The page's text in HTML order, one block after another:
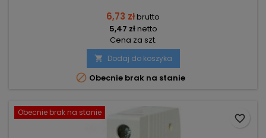
6,73 złbrutto
5,47 złnetto
Cena za szt.
 Dodaj do koszyka
 Obecnie brak na stanie
Obecnie brak na stanie
favorite_border